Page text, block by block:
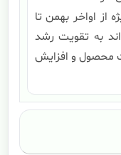
از اواخر بهمن تا
به تقویت رشد
محصول و افزایش